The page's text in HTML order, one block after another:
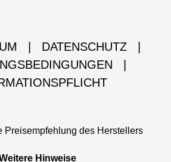
DATENSCHUTZ
Preisempfehlung des Herstellers
Hinweise